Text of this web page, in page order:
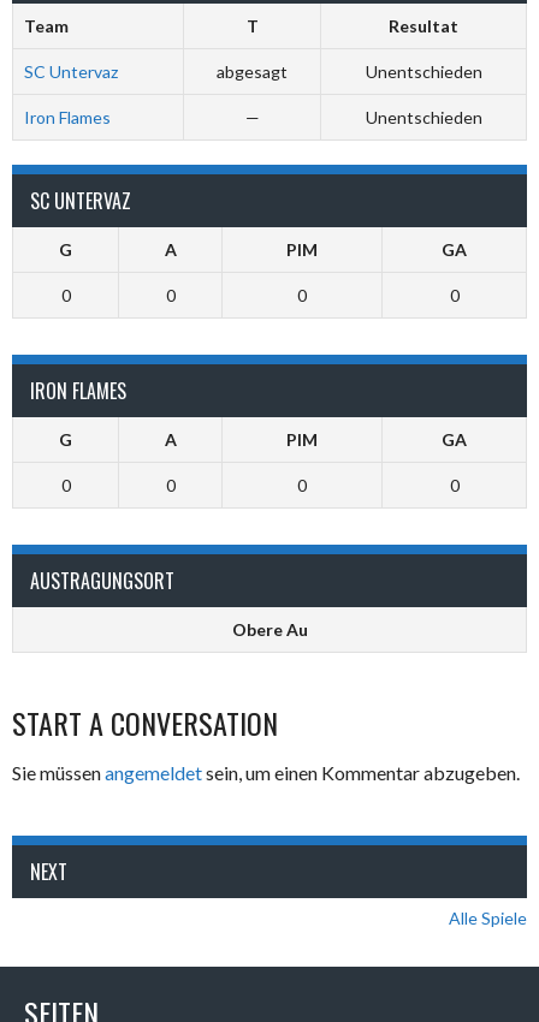
Team T Resultat
SC Untervaz abgesagt Unentschieden
Iron Flames — Unentschieden
SC UNTERVAZ
G A PIM GA
0 0 0 0
IRON FLAMES
G A PIM GA
0 0 0 0
AUSTRAGUNGSORT
Obere Au
START A CONVERSATION
Sie müssenangemeldetsein, um einen Kommentar abzugeben.
NEXT
Alle Spiele
SEITEN